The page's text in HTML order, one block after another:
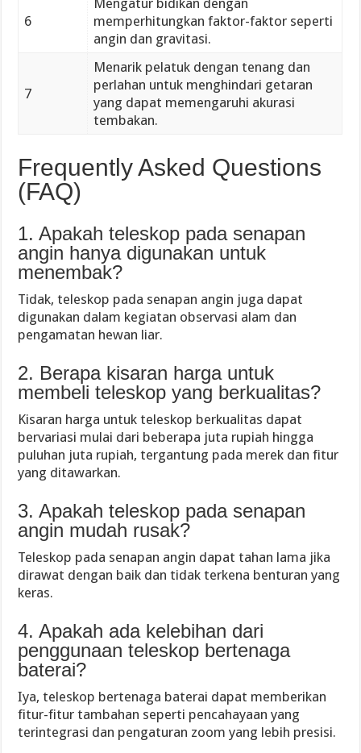
6
Mengatur bidikan dengan
memperhitungkan faktor-faktor seperti
angin dan gravitasi.
7
Menarik pelatuk dengan tenang dan
perlahan untuk menghindari getaran
yang dapat memengaruhi akurasi
tembakan.
Frequently Asked Questions
(FAQ)
1. Apakah teleskop pada senapan
angin hanya digunakan untuk
menembak?
Tidak, teleskop pada senapan angin juga dapat
digunakan dalam kegiatan observasi alam dan
pengamatan hewan liar.
2. Berapa kisaran harga untuk
membeli teleskop yang berkualitas?
Kisaran harga untuk teleskop berkualitas dapat
bervariasi mulai dari beberapa juta rupiah hingga
puluhan juta rupiah, tergantung pada merek dan fitur
yang ditawarkan.
3. Apakah teleskop pada senapan
angin mudah rusak?
Teleskop pada senapan angin dapat tahan lama jika
dirawat dengan baik dan tidak terkena benturan yang
keras.
4. Apakah ada kelebihan dari
penggunaan teleskop bertenaga
baterai?
Iya, teleskop bertenaga baterai dapat memberikan
fitur-fitur tambahan seperti pencahayaan yang
terintegrasi dan pengaturan zoom yang lebih presisi.